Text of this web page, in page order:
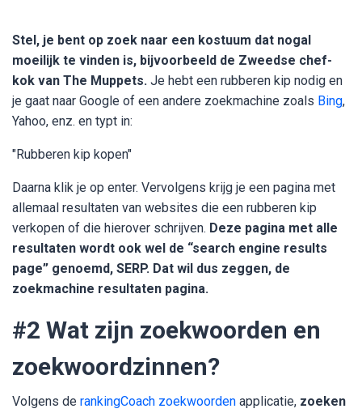
Stel, je bent op zoek naar een kostuum dat nogal
moeilijk te vinden is, bijvoorbeeld de Zweedse chef-
kok van The Muppets. Je hebt een rubberen kip nodig en
je gaat naar Google of een andere zoekmachine zoals Bing,
Yahoo, enz. en typt in:
"Rubberen kip kopen"
Daarna klik je op enter. Vervolgens krijg je een pagina met
allemaal resultaten van websites die een rubberen kip
verkopen of die hierover schrijven. Deze pagina met alle
resultaten wordt ook wel de “search engine results
page” genoemd, SERP. Dat wil dus zeggen, de
zoekmachine resultaten pagina.
#2 Wat zijn zoekwoorden en
zoekwoordzinnen?
Volgens de rankingCoach zoekwoorden applicatie, zoeken